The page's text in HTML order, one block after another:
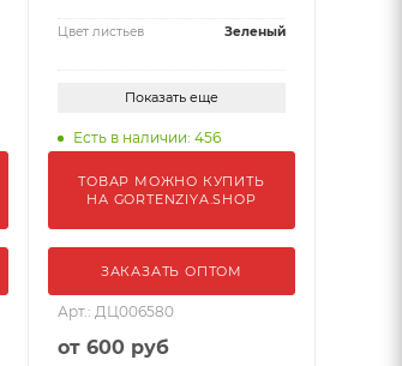
Цвет листьев Зеленый
Показать еще
Есть в наличии: 456
ТОВАР МОЖНО КУПИТЬ
НА GORTENZIYA.SHOP
ЗАКАЗАТЬ ОПТОМ
Арт.: ДЦ006580
от 600 руб